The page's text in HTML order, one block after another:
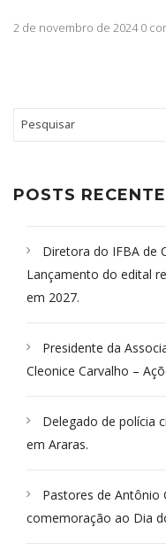
2 de novembro de 2024 0
POSTS
Diretora do IFBA de
Lançamento do edital
em 2027.
Presidente da
Cleonice Carvalho –
Delegado de polícia
em Araras.
Pastores de Antônio
comemoração ao Dia